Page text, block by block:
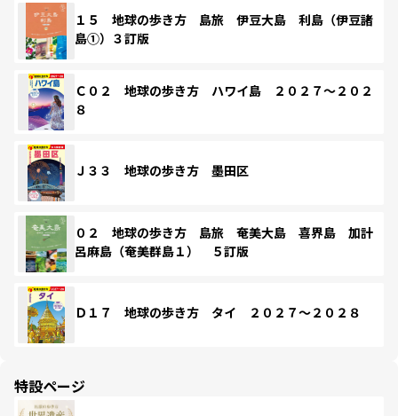
１５ 地球の歩き方 島旅 伊豆大島 利島（伊豆諸
島①）３訂版
Ｃ０２ 地球の歩き方 ハワイ島 ２０２７～２０２
８
Ｊ３３ 地球の歩き方 墨田区
０２ 地球の歩き方 島旅 奄美大島 喜界島 加計
呂麻島（奄美群島１） ５訂版
Ｄ１７ 地球の歩き方 タイ ２０２７～２０２８
特設ページ